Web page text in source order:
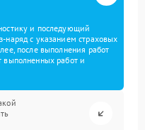
и последующий
наряд с указанием страховых
после выполнения работ
выполненных работ и